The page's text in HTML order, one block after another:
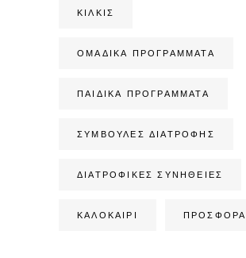
ΚΙΛΚΊΣ
ΟΜΑΔΙΚΆ ΠΡΟΓΡΆΜΜΑΤΑ
ΠΑΙΔΙΚΆ ΠΡΟΓΡΆΜΜΑΤΑ
ΣΥΜΒΟΥΛΈΣ ΔΙΑΤΡΟΦΉΣ
ΔΙΑΤΡΟΦΙΚΈΣ ΣΥΝΉΘΕΙΕΣ
ΚΑΛΟΚΑΙΡΙ ΠΡΟΣΦΟΡΑ